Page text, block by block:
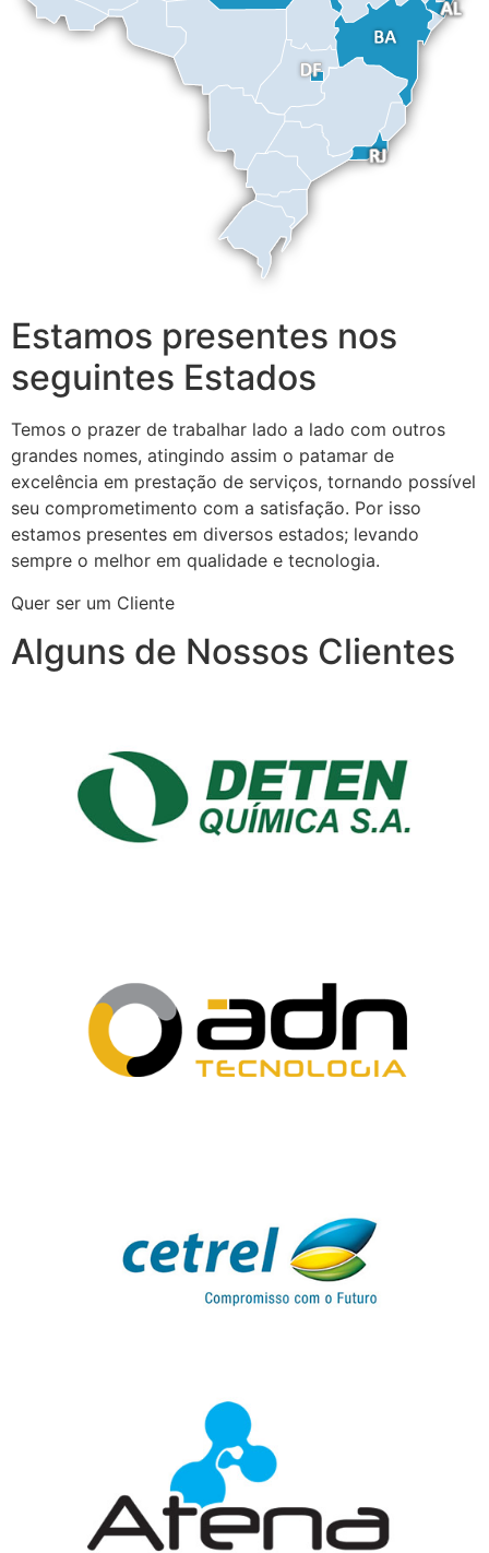
Estamos presentes nos
seguintes Estados
Temos o prazer de trabalhar lado a lado com outros
grandes nomes, atingindo assim o patamar de
excelência em prestação de serviços, tornando possível
seu comprometimento com a satisfação. Por isso
estamos presentes em diversos estados; levando
sempre o melhor em qualidade e tecnologia.
Quer ser um Cliente
Alguns de Nossos Clientes